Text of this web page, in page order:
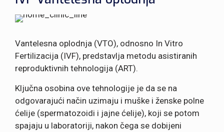
Vantelesna oplodnja (VTO), odnosno In Vitro
Fertilizacija (IVF), predstavlja metodu asistiranih
reproduktivnih tehnologija (ART).
Ključna osobina ove tehnologije je da se na
odgovarajući način uzimaju i muške i ženske polne
ćelije (spermatozoidi i jajne ćelije), koji se potom
spajaju u laboratoriji, nakon čega se dobijeni